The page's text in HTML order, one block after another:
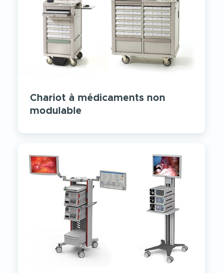
Chariot à médicaments non
modulable